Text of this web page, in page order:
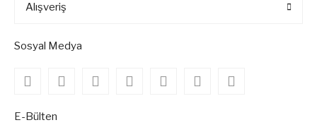
Alışveriş
Sosyal Medya
E-Bülten